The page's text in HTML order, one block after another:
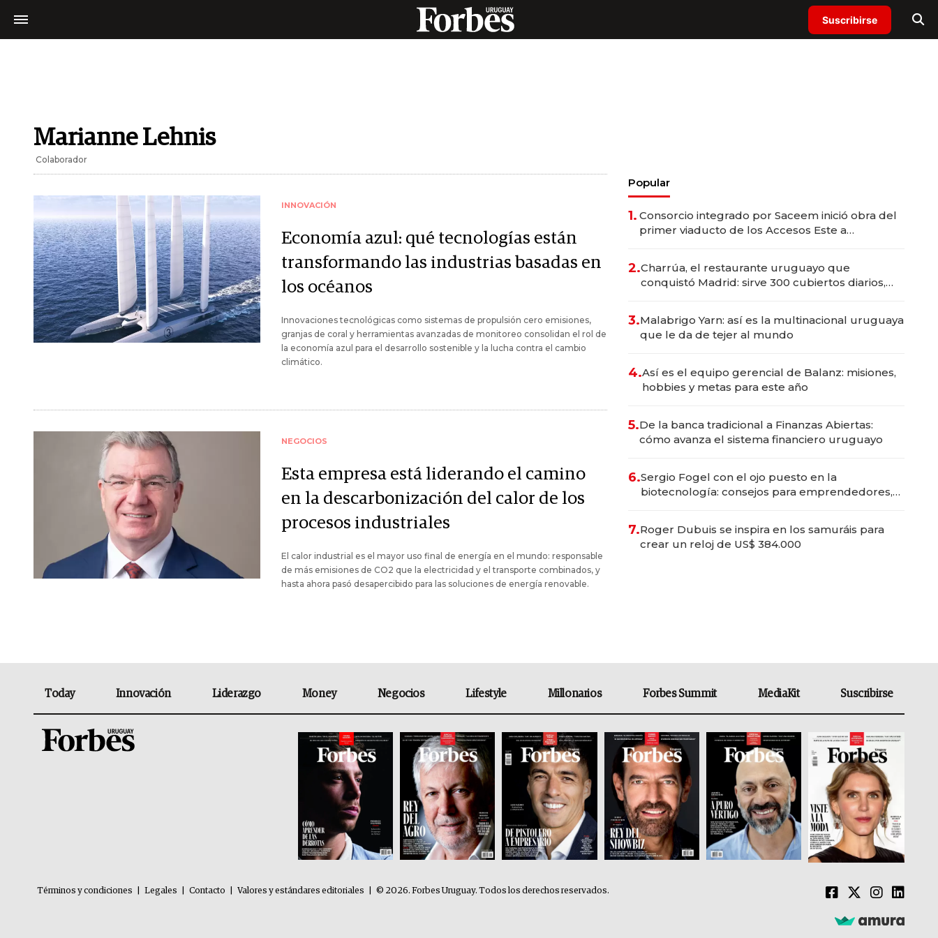
Suscribirse
Marianne Lehnis
Colaborador
INNOVACIÓN
Economía azul: qué tecnologías están
transformando las industrias basadas en
los océanos
Innovaciones tecnológicas como sistemas de propulsión cero emisiones,
granjas de coral y herramientas avanzadas de monitoreo consolidan el rol de
la economía azul para el desarrollo sostenible y la lucha contra el cambio
climático.
NEGOCIOS
Esta empresa está liderando el camino
en la descarbonización del calor de los
procesos industriales
El calor industrial es el mayor uso final de energía en el mundo: responsable
de más emisiones de CO2 que la electricidad y el transporte combinados, y
hasta ahora pasó desapercibido para las soluciones de energía renovable.
Popular
1. Consorcio integrado por Saceem inició obra del
primer viaducto de los Accesos Este a
2.Charrúa, el restaurante uruguayo que
conquistó Madrid: sirve 300 cubiertos diarios,
3.Malabrigo Yarn: así es la multinacional uruguaya
que le da de tejer al mundo
4.Así es el equipo gerencial de Balanz: misiones,
hobbies y metas para este año
5.De la banca tradicional a Finanzas Abiertas:
cómo avanza el sistema financiero uruguayo
6.Sergio Fogel con el ojo puesto en la
biotecnología: consejos para emprendedores,
7.Roger Dubuis se inspira en los samuráis para
crear un reloj de US$ 384.000
Today Innovación Liderazgo Money Negocios Lifestyle Millonarios Forbes Summit MediaKit Suscribirse
Términos y condiciones Legales Contacto Valores y estándares editoriales © 2026. Forbes Uruguay. Todos los derechos reservados.